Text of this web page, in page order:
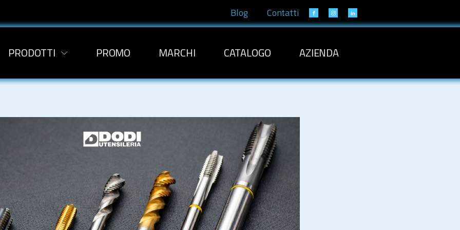
Blog Contatti
PRODOTTI PROMO MARCHI CATALOGO AZIENDA